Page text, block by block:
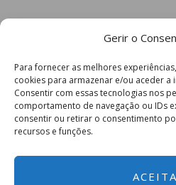
Gerir o
Para fornecer as melhores
cookies para armazenar e/ou aceder
Consentir com essas tecnologias nos
comportamento de navegação ou IDs
consentir ou retirar o consentimento
recursos e funções.